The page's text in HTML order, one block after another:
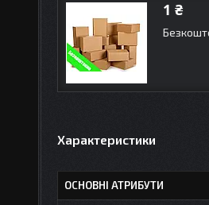
1 ₴
Характеристики
ОСНОВНІ АТРИБУТИ